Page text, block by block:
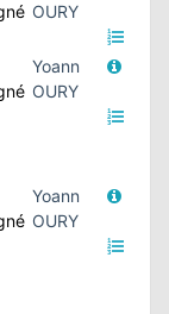
OURY
Yoann
OURY
Yoann
OURY